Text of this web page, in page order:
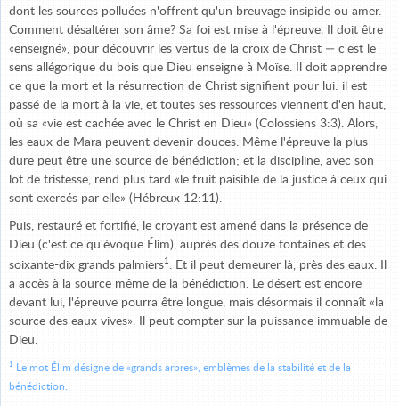
dont les sources polluées n'offrent qu'un breuvage insipide ou amer.
Comment désaltérer son âme? Sa foi est mise à l'épreuve. Il doit être
«enseigné», pour découvrir les vertus de la croix de Christ — c'est le
sens allégorique du bois que Dieu enseigne à Moïse. Il doit apprendre
ce que la mort et la résurrection de Christ signifient pour lui: il est
passé de la mort à la vie, et toutes ses ressources viennent d'en haut,
où sa «vie est cachée avec le Christ en Dieu» (Colossiens 3:3). Alors,
les eaux de Mara peuvent devenir douces. Même l'épreuve la plus
dure peut être une source de bénédiction; et la discipline, avec son
lot de tristesse, rend plus tard «le fruit paisible de la justice à ceux qui
sont exercés par elle» (Hébreux 12:11).
Puis, restauré et fortifié, le croyant est amené dans la présence de
Dieu (c'est ce qu'évoque Élim), auprès des douze fontaines et des
soixante-dix grands palmiers1
. Et il peut demeurer là, près des eaux. Il
a accès à la source même de la bénédiction. Le désert est encore
devant lui, l'épreuve pourra être longue, mais désormais il connaît «la
source des eaux vives». Il peut compter sur la puissance immuable de
Dieu.
1
Le mot Élim désigne de «grands arbres», emblèmes de la stabilité et de la
bénédiction.